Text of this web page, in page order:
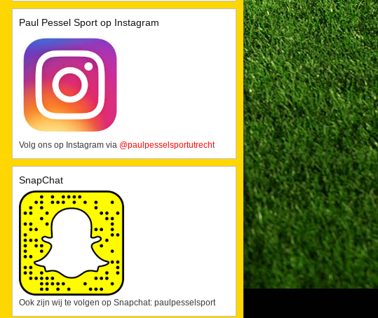
Paul Pessel Sport op Instagram
Volg ons op Instagram via @paulpesselsportutrecht
SnapChat
Ook zijn wij te volgen op Snapchat: paulpesselsport